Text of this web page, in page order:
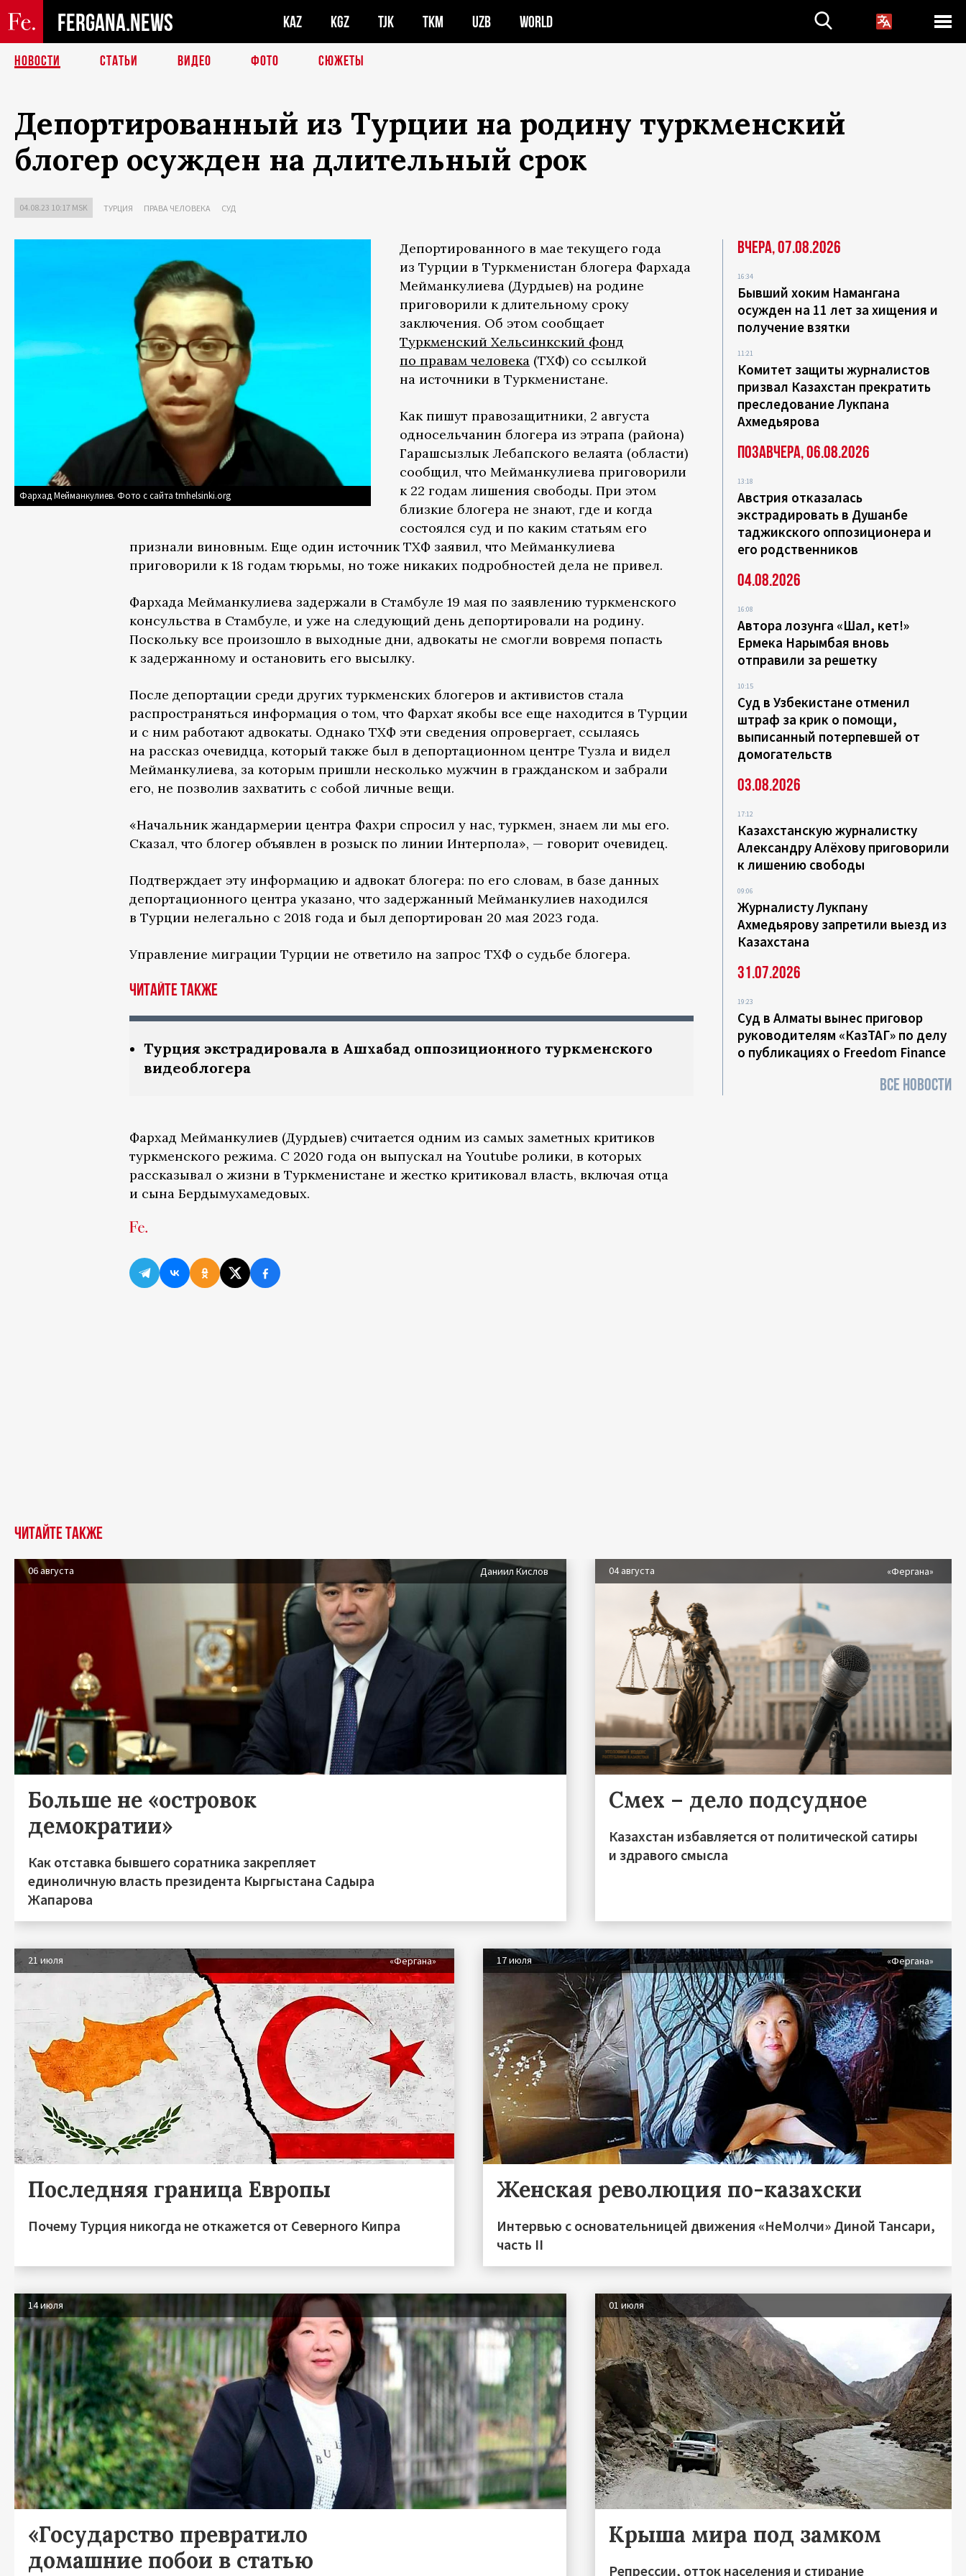
FERGANA.NEWS KAZ KGZ TJK TKM UZB WORLD
НОВОСТИ СТАТЬИ ВИДЕО ФОТО СЮЖЕТЫ
Депортированный из Турции на родину туркменский
блогер осужден на длительный срок
04.08.23 10:17 MSK ТУРЦИЯ ПРАВА ЧЕЛОВЕКА СУД
Фархад Мейманкулиев. Фото с сайта tmhelsinki.org
Депортированного в мае текущего года
из Турции в Туркменистан блогера Фархада
Мейманкулиева (Дурдыев) на родине
приговорили к длительному сроку
заключения. Об этом сообщает
Туркменский Хельсинкский фонд
по правам человека (ТХФ) со ссылкой
на источники в Туркменистане.
Как пишут правозащитники, 2 августа
односельчанин блогера из этрапа (района)
Гарашсызлык Лебапского велаята (области)
сообщил, что Мейманкулиева приговорили
к 22 годам лишения свободы. При этом
близкие блогера не знают, где и когда
состоялся суд и по каким статьям его
признали виновным. Еще один источник ТХФ заявил, что Мейманкулиева
приговорили к 18 годам тюрьмы, но тоже никаких подробностей дела не привел.
Фархада Мейманкулиева задержали в Стамбуле 19 мая по заявлению туркменского
консульства в Стамбуле, и уже на следующий день депортировали на родину.
Поскольку все произошло в выходные дни, адвокаты не смогли вовремя попасть
к задержанному и остановить его высылку.
После депортации среди других туркменских блогеров и активистов стала
распространяться информация о том, что Фархат якобы все еще находится в Турции
и с ним работают адвокаты. Однако ТХФ эти сведения опровергает, ссылаясь
на рассказ очевидца, который также был в депортационном центре Тузла и видел
Мейманкулиева, за которым пришли несколько мужчин в гражданском и забрали
его, не позволив захватить с собой личные вещи.
«Начальник жандармерии центра Фахри спросил у нас, туркмен, знаем ли мы его.
Сказал, что блогер объявлен в розыск по линии Интерпола», — говорит очевидец.
Подтверждает эту информацию и адвокат блогера: по его словам, в базе данных
депортационного центра указано, что задержанный Мейманкулиев находился
в Турции нелегально с 2018 года и был депортирован 20 мая 2023 года.
Управление миграции Турции не ответило на запрос ТХФ о судьбе блогера.
Читайте также
Турция экстрадировала в Ашхабад оппозиционного туркменского
видеоблогера
Фархад Мейманкулиев (Дурдыев) считается одним из самых заметных критиков
туркменского режима. С 2020 года он выпускал на Youtube ролики, в которых
рассказывал о жизни в Туркменистане и жестко критиковал власть, включая отца
и сына Бердымухамедовых.
Вчера, 07.08.2026
16:34
Бывший хоким Намангана
осужден на 11 лет за хищения и
получение взятки
11:21
Комитет защиты журналистов
призвал Казахстан прекратить
преследование Лукпана
Ахмедьярова
Позавчера, 06.08.2026
13:18
Австрия отказалась
экстрадировать в Душанбе
таджикского оппозиционера и
его родственников
04.08.2026
16:08
Автора лозунга «Шал, кет!»
Ермека Нарымбая вновь
отправили за решетку
10:15
Суд в Узбекистане отменил
штраф за крик о помощи,
выписанный потерпевшей от
домогательств
03.08.2026
17:12
Казахстанскую журналистку
Александру Алёхову приговорили
к лишению свободы
09:06
Журналисту Лукпану
Ахмедьярову запретили выезд из
Казахстана
31.07.2026
19:23
Суд в Алматы вынес приговор
руководителям «КазТАГ» по делу
о публикациях о Freedom Finance
ВСЕ НОВОСТИ
Читайте также
06 августа Даниил Кислов
Больше не «островок
демократии»
Как отставка бывшего соратника закрепляет
единоличную власть президента Кыргыстана Садыра
Жапарова
04 августа «Фергана»
Смех – дело подсудное
Казахстан избавляется от политической сатиры
и здравого смысла
21 июля «Фергана»
Последняя граница Европы
Почему Турция никогда не откажется от Северного Кипра
17 июля «Фергана»
Женская революция по-казахски
Интервью с основательницей движения «НеМолчи» Диной Тансари,
часть II
14 июля
«Государство превратило
домашние побои в статью
01 июля
Крыша мира под замком
Репрессии, отток населения и стирание